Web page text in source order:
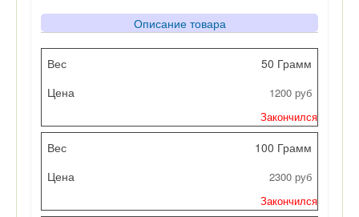
Описание товара
Вес
Цена
Кол-во
50 Грамм
1200 руб
Закончился
100 Грамм
2300 руб
Закончился